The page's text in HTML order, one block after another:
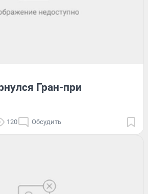
Гран-при
120 Обсудить